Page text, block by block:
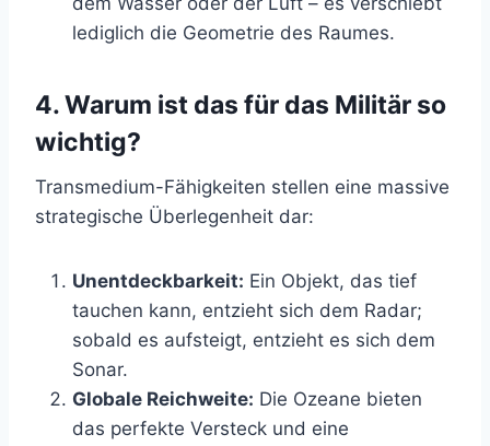
lediglich die Geometrie des Raumes.
4. Warum ist das für das Militär so
wichtig?
Transmedium-Fähigkeiten stellen eine massive
strategische Überlegenheit dar:
Unentdeckbarkeit: Ein Objekt, das tief
tauchen kann, entzieht sich dem Radar;
sobald es aufsteigt, entzieht es sich dem
Sonar.
Globale Reichweite: Die Ozeane bieten
das perfekte Versteck und eine